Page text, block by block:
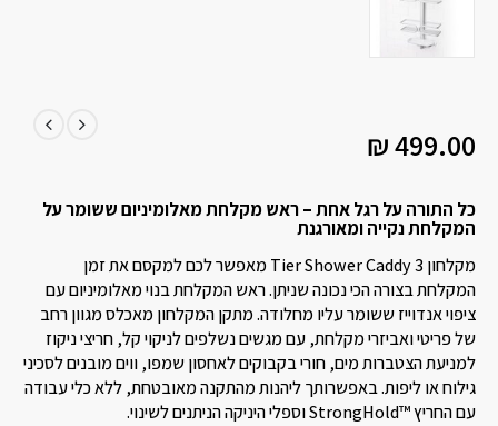
₪499.00
כל התורה על רגל אחת – ראש מקלחת מאלומיניום ששומר על
המקלחת נקייה ומאורגנת
מקלחון 3 Tier Shower Caddy מאפשר לכם למקסם את זמן
המקלחת בצורה הכי נכונה שניתן. ראש המקלחת בנוי מאלומיניום עם
ציפוי אנדוייז ששומר עליו מחלודה. מתקן המקלחון מאכלס מגוון רחב
של פריטי ואביזרי מקלחת, עם מגשים נשלפים לניקוי קל, חריצי ניקוז
למניעת הצטברות מים, חורי בקבוקים לאחסון שמפו, ווים מובנים לסכיני
גילוח או ליפות. באפשרותך ליהנות מהתקנה מאובטחת, ללא כלי עבודה
עם החריץ ™StrongHold וספלי היניקה הניתנים לשינוי.